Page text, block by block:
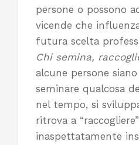
persone o possono
vicende che
futura scelta
Chi semina,
alcune persone
seminare qualcosa
nel tempo, si
ritrova a “raccogliere”
inaspettatamente